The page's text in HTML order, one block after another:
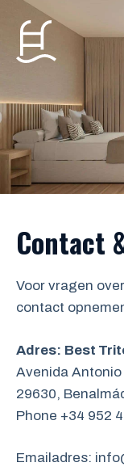
naar
Contact
Voor vragen
contact
Adres: Best
Avenida
29630,
Phone +34 952
Emailadres: